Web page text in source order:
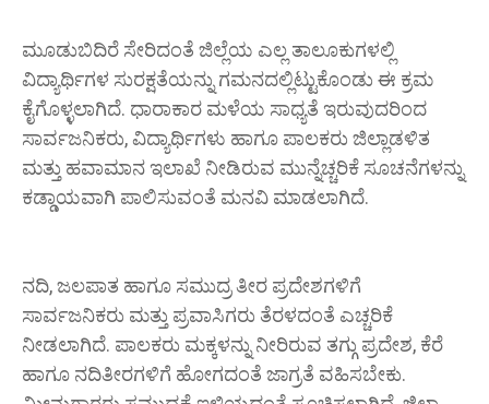
ಮೂಡುಬಿದಿರೆ ಸೇರಿದಂತೆ ಜಿಲ್ಲೆಯ ಎಲ್ಲ ತಾಲೂಕುಗಳಲ್ಲಿ
ವಿದ್ಯಾರ್ಥಿಗಳ ಸುರಕ್ಷತೆಯನ್ನು ಗಮನದಲ್ಲಿಟ್ಟುಕೊಂಡು ಈ ಕ್ರಮ
ಕೈಗೊಳ್ಳಲಾಗಿದೆ. ಧಾರಾಕಾರ ಮಳೆಯ ಸಾಧ್ಯತೆ ಇರುವುದರಿಂದ
ಸಾರ್ವಜನಿಕರು, ವಿದ್ಯಾರ್ಥಿಗಳು ಹಾಗೂ ಪಾಲಕರು ಜಿಲ್ಲಾಡಳಿತ
ಮತ್ತು ಹವಾಮಾನ ಇಲಾಖೆ ನೀಡಿರುವ ಮುನ್ನೆಚ್ಚರಿಕೆ ಸೂಚನೆಗಳನ್ನು
ಕಡ್ಡಾಯವಾಗಿ ಪಾಲಿಸುವಂತೆ ಮನವಿ ಮಾಡಲಾಗಿದೆ.
ನದಿ, ಜಲಪಾತ ಹಾಗೂ ಸಮುದ್ರ ತೀರ ಪ್ರದೇಶಗಳಿಗೆ
ಸಾರ್ವಜನಿಕರು ಮತ್ತು ಪ್ರವಾಸಿಗರು ತೆರಳದಂತೆ ಎಚ್ಚರಿಕೆ
ನೀಡಲಾಗಿದೆ. ಪಾಲಕರು ಮಕ್ಕಳನ್ನು ನೀರಿರುವ ತಗ್ಗು ಪ್ರದೇಶ, ಕೆರೆ
ಹಾಗೂ ನದಿತೀರಗಳಿಗೆ ಹೋಗದಂತೆ ಜಾಗ್ರತೆ ವಹಿಸಬೇಕು.